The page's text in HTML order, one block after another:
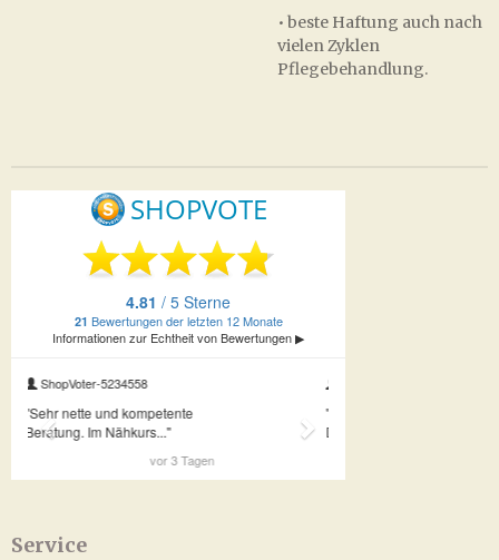
• beste Haftung auch nach
vielen Zyklen
Pflegebehandlung.
Service